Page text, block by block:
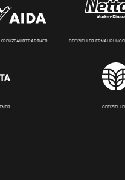
OFFIZIELLER